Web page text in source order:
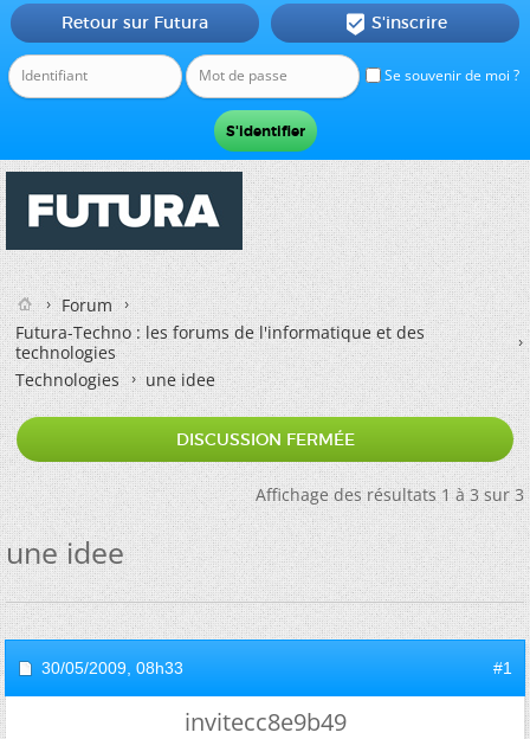
Se souvenir de moi ?
Retour sur Futura  S'inscrire
Forum
Futura-Techno : les forums de l'informatique et des
technologies
Technologies
une idee
DISCUSSION FERMÉE
Affichage des résultats 1 à 3 sur 3
une idee
30/05/2009, 08h33 #1
invitecc8e9b49